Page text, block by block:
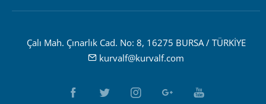
Çalı Mah. Çınarlık Cad. No: 8, 16275 BURSA / TÜRKİYE
kurvalf@kurvalf.com